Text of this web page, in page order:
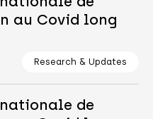
au Covid long
Research & Updates
de